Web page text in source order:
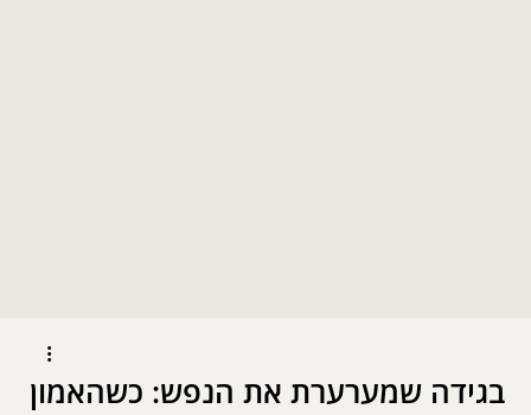
בגידה שמערערת את הנפש: כשהאמון